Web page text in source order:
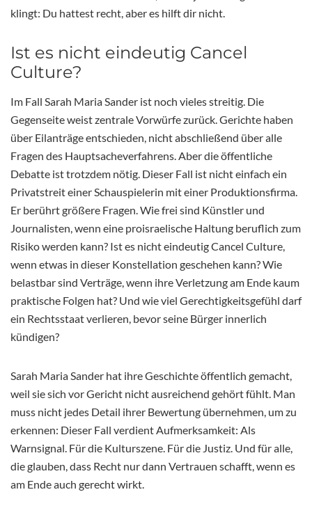
klingt: Du hattest recht, aber es hilft dir nicht.
Ist es nicht eindeutig Cancel
Culture?
Im Fall Sarah Maria Sander ist noch vieles streitig. Die
Gegenseite weist zentrale Vorwürfe zurück. Gerichte haben
über Eilanträge entschieden, nicht abschließend über alle
Fragen des Hauptsacheverfahrens. Aber die öffentliche
Debatte ist trotzdem nötig. Dieser Fall ist nicht einfach ein
Privatstreit einer Schauspielerin mit einer Produktionsfirma.
Er berührt größere Fragen. Wie frei sind Künstler und
Journalisten, wenn eine proisraelische Haltung beruflich zum
Risiko werden kann? Ist es nicht eindeutig Cancel Culture,
wenn etwas in dieser Konstellation geschehen kann? Wie
belastbar sind Verträge, wenn ihre Verletzung am Ende kaum
praktische Folgen hat? Und wie viel Gerechtigkeitsgefühl darf
ein Rechtsstaat verlieren, bevor seine Bürger innerlich
kündigen?
Sarah Maria Sander hat ihre Geschichte öffentlich gemacht,
weil sie sich vor Gericht nicht ausreichend gehört fühlt. Man
muss nicht jedes Detail ihrer Bewertung übernehmen, um zu
erkennen: Dieser Fall verdient Aufmerksamkeit: Als
Warnsignal. Für die Kulturszene. Für die Justiz. Und für alle,
die glauben, dass Recht nur dann Vertrauen schafft, wenn es
am Ende auch gerecht wirkt.